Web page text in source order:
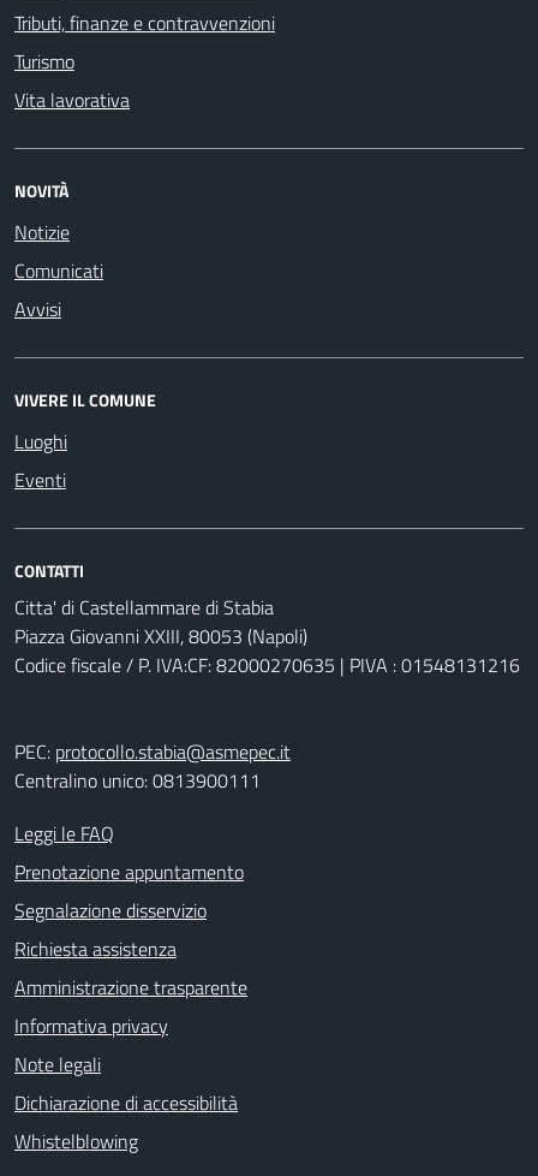
Tributi, finanze e contravvenzioni
Turismo
Vita lavorativa
NOVITÀ
Notizie
Comunicati
Avvisi
VIVERE IL COMUNE
Luoghi
Eventi
CONTATTI
Citta' di Castellammare di Stabia
Piazza Giovanni XXIII, 80053 (Napoli)
Codice fiscale / P. IVA:CF: 82000270635 | PIVA : 01548131216
PEC: protocollo.stabia@asmepec.it
Centralino unico: 0813900111
Leggi le FAQ
Prenotazione appuntamento
Segnalazione disservizio
Richiesta assistenza
Amministrazione trasparente
Informativa privacy
Note legali
Dichiarazione di accessibilità
Whistelblowing